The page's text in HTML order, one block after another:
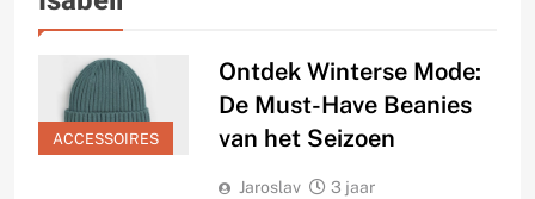
ACCESSOIRES
Ontdek Winterse Mode:
De Must-Have Beanies
van het Seizoen
Jaroslav
3 jaar